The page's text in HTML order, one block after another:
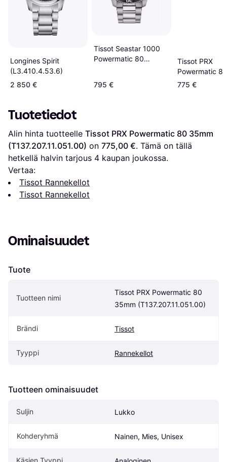
Longines Spirit
(L3.410.4.53.6)
2 850 €
Tissot Seastar 1000
Powermatic 80
795 €
Tissot PRX
Powermatic
775 €
Tuotetiedot
Alin hinta tuotteelle Tissot PRX Powermatic 80 35mm
(T137.207.11.051.00) on 775,00 €. Tämä on tällä
hetkellä halvin tarjous 4 kaupan joukossa.
Vertaa:
Tissot Rannekellot
Tissot Rannekellot
Ominaisuudet
Tuote
Tuotteen nimi
Tissot PRX Powermatic 80
35mm (T137.207.11.051.00)
Brändi Tissot
Tyyppi Rannekellot
Tuotteen ominaisuudet
Suljin Lukko
Kohderyhmä Nainen, Mies, Unisex